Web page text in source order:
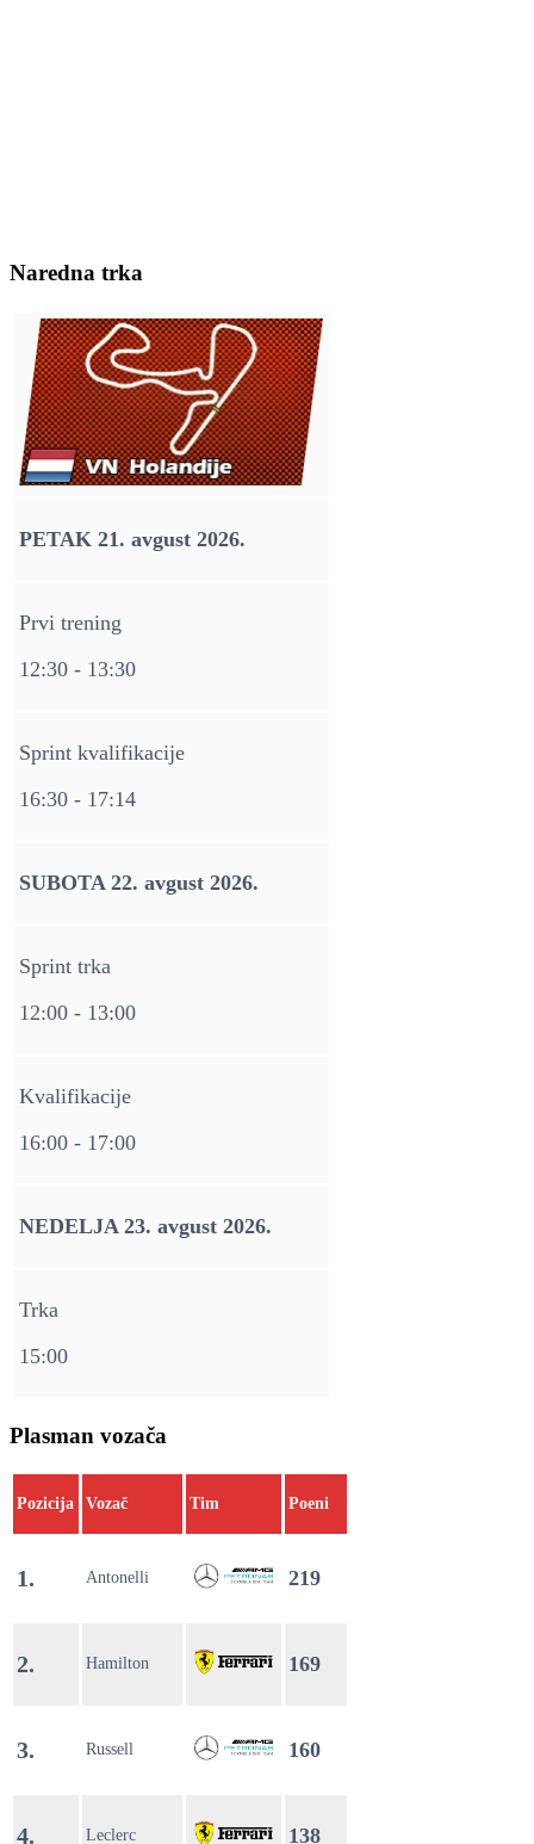
Naredna trka
PETAK 21. avgust 2026.
Prvi trening
12:30 - 13:30
Sprint kvalifikacije
16:30 - 17:14
SUBOTA 22. avgust 2026.
Sprint trka
12:00 - 13:00
Kvalifikacije
16:00 - 17:00
NEDELJA 23. avgust 2026.
Trka
15:00
Plasman vozača
Pozicija Vozač Tim Poeni
1. Antonelli 219
2. Hamilton 169
3. Russell 160
4. Leclerc 138